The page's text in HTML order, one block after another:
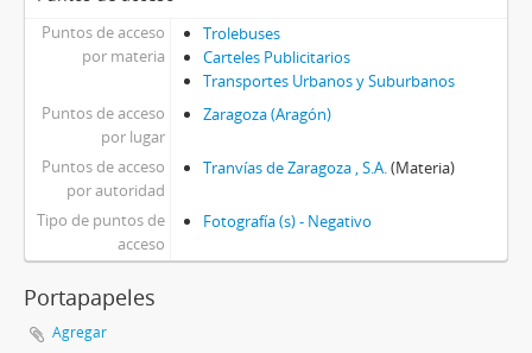
Puntos de acceso
por materia
Trolebuses
Carteles Publicitarios
Transportes Urbanos y Suburbanos
Puntos de acceso
por lugar
Zaragoza (Aragón)
Puntos de acceso
por autoridad
Tranvías de Zaragoza , S.A.(Materia)
Tipo de puntos de
acceso
Fotografía (s) - Negativo
Portapapeles
Agregar